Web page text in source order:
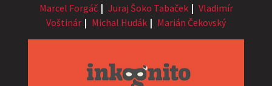
Marcel Forgáč
Juraj Šoko Tabaček
Vladimír
Voštinár
Michal Hudák Marián Čekovský